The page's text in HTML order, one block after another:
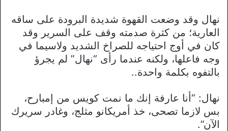
نهال وقد وضعت القهوة شديدة البرودة على ساقه
العارية؛ من كثرة صدمته وقف على السرير وقد
كان في أوج احتياجه للصراخ الشديد ولاسيما في
وجه فاعلها، ولكنه عندما رأى “نهال” لم يجرؤ
بالتفوه بكلمة واحدة..
نهال: “أنا عارفة إنك ما نمت كويس من إمبارح،
بس لازما تصحى، خذ أمريكانو مثلج، وغادر سريرك
الآن”.